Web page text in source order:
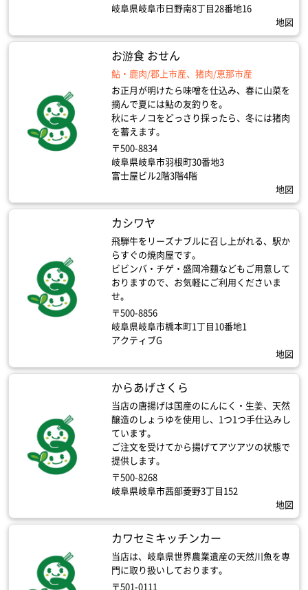
岐阜県岐阜市日野南8丁目28番地16
地図
お游食 おせん
鮎・鹿肉/郡上市産、猪肉/恵那市産
お正月が明けたら味噌を仕込み、春に山菜を
摘んで夏には鮎の友釣りを。
秋にキノコをどっさり採ったら、冬には猪肉
を蓄えます。
〒500-8834
岐阜県岐阜市羽根町30番地3
富士屋ビル2階3階4階
地図
カシワヤ
飛騨牛をリーズナブルに召し上がれる、駅か
らすぐの焼肉屋です。
ビビンバ・チゲ・盛岡冷麺などもご用意して
おりますので、お気軽にご利用くださいま
せ。
〒500-8856
岐阜県岐阜市橋本町1丁目10番地1
アクティブG
地図
からあげさくら
当店の唐揚げは国産のにんにく・生姜、天然
醸造のしょうゆを使用し、1つ1つ手仕込みし
ています。
ご注文を受けてから揚げてアツアツの状態で
提供します。
〒500-8268
岐阜県岐阜市茜部菱野3丁目152
地図
カワセミキッチンカー
当店は、岐阜県世界農業遺産の天然川魚を専
門に取り扱いしております。
〒501-0111